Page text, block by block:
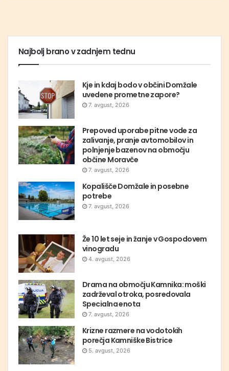
Najbolj brano v zadnjem tednu
Kje in kdaj bodo v občini Domžale
uvedene prometne zapore?
7. avgust, 2026
Prepoved uporabe pitne vode za
zalivanje, pranje avtomobilov in
polnjenje bazenov na območju
občine Moravče
7. avgust, 2026
Kopališče Domžale in posebne
potrebe
7. avgust, 2026
Že 10 let seje in žanje v Gospodovem
vinogradu
4. avgust, 2026
Drama na območju Kamnika: moški
zadrževal otroka, posredovala
Specialna enota
7. avgust, 2026
Krizne razmere na vodotokih
porečja Kamniške Bistrice
5. avgust, 2026